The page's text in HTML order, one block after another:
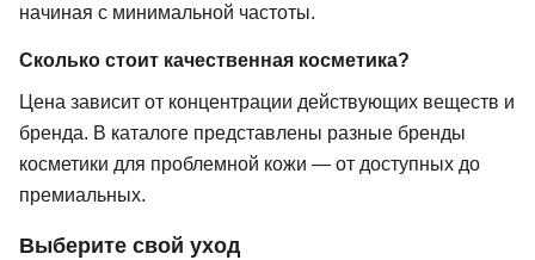
начиная с минимальной частоты.
Сколько стоит качественная косметика?
Цена зависит от концентрации действующих веществ и
бренда. В каталоге представлены разные бренды
косметики для проблемной кожи — от доступных до
премиальных.
Выберите свой уход